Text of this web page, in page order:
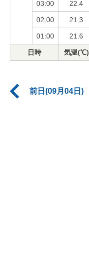
03:00 22.4
02:00 21.3
01:00 21.6
日時 気温(℃)
前日(09月04日)